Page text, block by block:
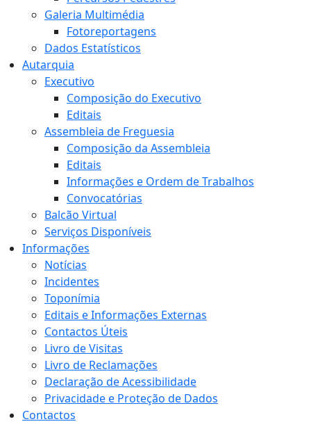
Galeria Multimédia
Fotoreportagens
Dados Estatísticos
Autarquia
Executivo
Composição do Executivo
Editais
Assembleia de Freguesia
Composição da Assembleia
Editais
Informações e Ordem de Trabalhos
Convocatórias
Balcão Virtual
Serviços Disponíveis
Informações
Notícias
Incidentes
Toponímia
Editais e Informações Externas
Contactos Úteis
Livro de Visitas
Livro de Reclamações
Declaração de Acessibilidade
Privacidade e Proteção de Dados
Contactos